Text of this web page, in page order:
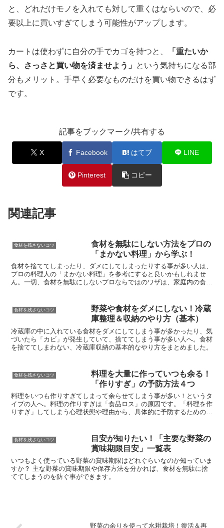
と、どれだけモノを入れても対して重くはならいので、必
要以上に買いすぎてしまう可能性がアップします。
カートは使わずに自分の手でカゴを持つと、
「重たいか
ら、さっさと買い物を済ませよう」
という気持ちになる部
分もメリット。手早く必要なものだけを買い物できるはず
です。
記事をブックマーク/共有する
X Facebook はてブ LINE
Pinterest コピー
関連記事
食材を残さないコツ
食材を無駄にしない方法をプロの
「まかない料理」から学ぶ！
食材を捨ててしまったり、ダメにしてしまったりする事が多い人は、
プロの料理人の「まかない料理」を参考にすると良いかもしれませ
ん。一切、食材を無駄にしないプロならではのワザは、家庭内の食材
食材を残さないコツ
野菜や食材をダメにしない！冷蔵
庫整理＆収納のやり方（基本）
冷蔵庫の中に入れている食材をダメにしてしまう事が多かったり、気
づいたら「カビ」が発生していて、捨ててしまう事が多い人へ。食材
を捨ててしまわない、冷蔵庫収納の基本的なやり方をまとめました。
食材を残さないコツ
料理を大量に作っていつも余る！
「作りすぎ」の予防方法４つ
料理をいつも作りすぎてしまって余らせてしまう事が多い！というタ
イプの人へ。料理の作りすぎは「食品ロス」の原因です。「料理を作
りすぎ」してしまう心理状態や理由から、具体的に予防するための方
食材を残さないコツ
目安が知りたい！「主要な野菜の
賞味期限目安」一覧表
いつもよく使っている野菜の賞味期限はどれぐらいなのか知っていま
すか？ 主な野菜の賞味期限や保存方法を分かれば、食材を無駄に捨
ててしまうのを防ぐ事ができます。
野菜の余りを使って水耕栽培！復活＆再